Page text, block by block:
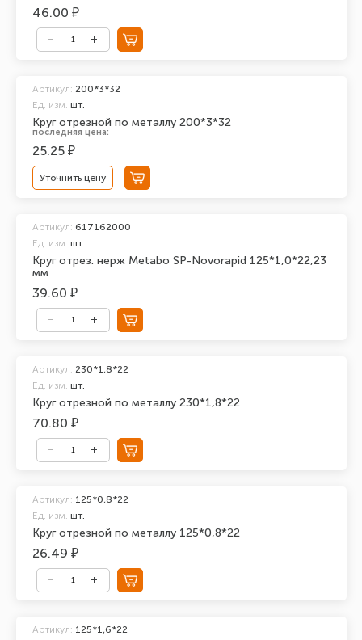
46.00 ₽
Круг отрезной по металлу 200*3*32
Артикул: 200*3*32
Ед. изм. шт.
последняя цена:
25.25 ₽
Уточнить цену
Круг отрез. нерж Metabo SP-Novorapid 125*1,0*22,23
мм
Артикул: 617162000
Ед. изм. шт.
39.60 ₽
Круг отрезной по металлу 230*1,8*22
Артикул: 230*1,8*22
Ед. изм. шт.
70.80 ₽
Круг отрезной по металлу 125*0,8*22
Артикул: 125*0,8*22
Ед. изм. шт.
26.49 ₽
Артикул: 125*1,6*22